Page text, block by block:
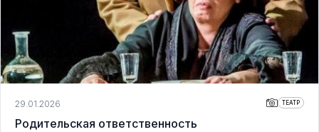
29.01.2026 ТЕАТР
Родительская ответственность